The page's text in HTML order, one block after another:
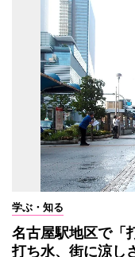
学ぶ・知る
名古屋駅地区で
打ち水、街に涼し